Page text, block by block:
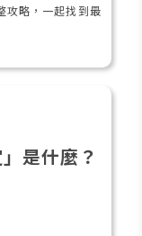
攻略，一起找到最
是什麼？